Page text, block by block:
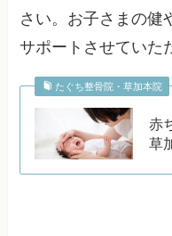
さい。お子さまの健
サポートさせていた
たぐち整骨院・草加本院
赤
草